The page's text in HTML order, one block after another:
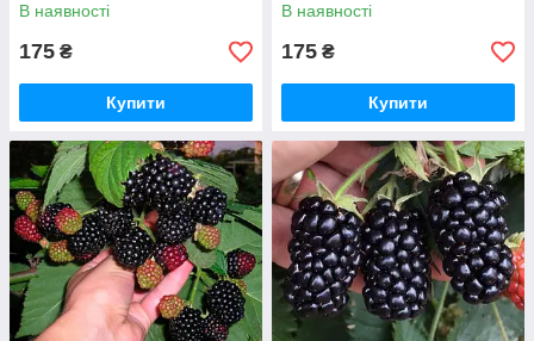
В наявності
175 ₴
Купити
В наявності
175 ₴
Купити